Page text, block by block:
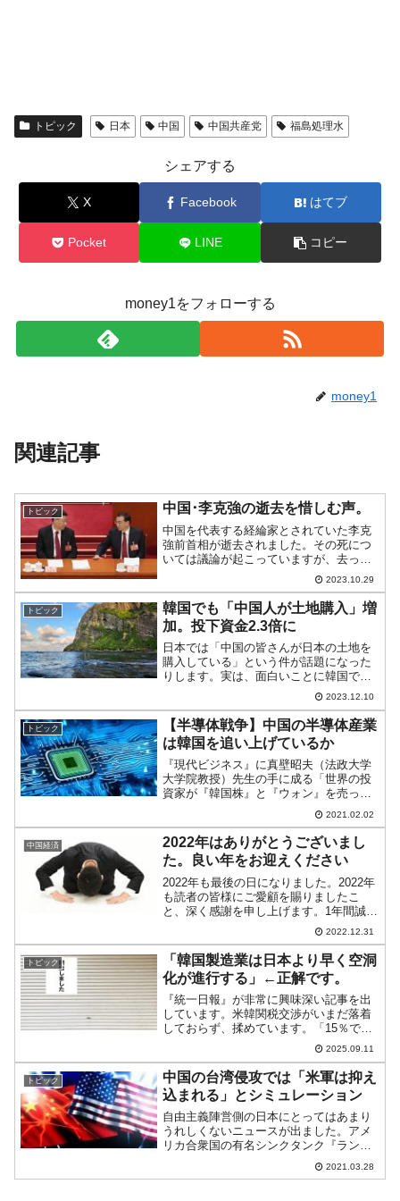
トピック 日本 中国 中国共産党 福島処理水
シェアする
X Facebook はてブ
Pocket LINE コピー
money1をフォローする
money1
関連記事
トピック 中国･李克強の逝去を惜しむ声。
中国を代表する経綸家とされていた李克
強前首相が逝去されました。その死につ
いては議論が起こっていますが、去って
いった人を呼び戻すことはできません。
中国のメディア、またSNSなどでは李克
強さんを惜しむ声が上がっています。例
えば、以下は李克強さん...
2023.10.29
トピック
韓国でも「中国人が土地購入」増
加。投下資金2.3倍に
日本では「中国の皆さんが日本の土地を
購入している」という件が話題になった
りします。実は、面白いことに韓国でも
同様なことが注目されています。先にご
紹介した韓国の済州島です。↑済州島は対
馬海流（暖流）の影響で温暖な気候で知
られています／PHOT...
2023.12.10
トピック
【半導体戦争】中国の半導体産業
は韓国を追い上げているか
『現代ビジネス』に真壁昭夫（法政大学
大学院教授）先生の手に成る「世界の投
資家が『韓国株』と『ウォン』を売って
いるワケ」記事が出ています。「韓国は
大丈夫じゃない」という主旨ですが、半
導体に関して以下のように指摘していら
っしゃいます。（前略）中...
2021.02.02
中国経済
2022年はありがとうございまし
た。良い年をお迎えください
2022年も最後の日になりました。2022年
も読者の皆様にご愛顧を賜りましたこ
と、深く感謝を申し上げます。1年間誠に
ありがとうございました。読者の皆様が
良い新年を迎えられますことを、Money1
編集部一同、心より祈念申し上げます。
Money...
2022.12.31
トピック
「韓国製造業は日本より早く空洞
化が進行する」←正解です。
『統一日報』が非常に興味深い記事を出
しています。米韓関税交渉がいまだ落着
しておらず、揉めています。「15％で妥
結した。韓国は対米投資を3，500億ドル
行う」――だったのですが、いまだに韓
国からの輸入品において、合衆国は25％
の関税を科してい...
2025.09.11
トピック
中国の台湾侵攻では「米軍は抑え
込まれる」とシミュレーション
自由主義陣営側の日本にとってはあまり
うれしくないニュースが出ました。アメ
リカ合衆国の有名シンクタンク『ランド
研究所』のシミュレーション結果が報道
されました。合衆国と中国の新冷戦は台
2021.03.28